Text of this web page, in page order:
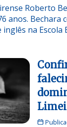
Roberto
anos. Bechara
na Escola